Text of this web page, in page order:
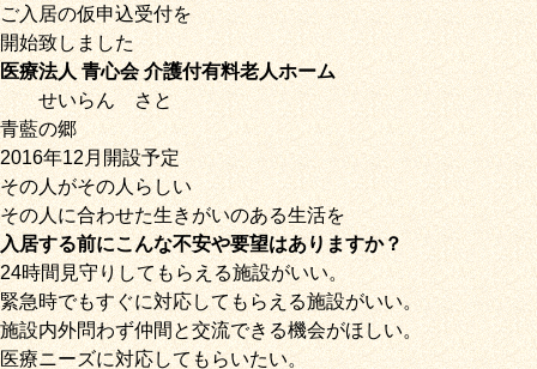
ご入居の仮申込受付を
開始致しました
医療法人 青心会 介護付有料老人ホーム
せいらんさと
青藍の郷
2016年12月開設予定
その人がその人らしい
その人に合わせた生きがいのある生活を
入居する前にこんな不安や要望はありますか？
24時間見守りしてもらえる施設がいい。
緊急時でもすぐに対応してもらえる施設がいい。
施設内外問わず仲間と交流できる機会がほしい。
医療ニーズに対応してもらいたい。